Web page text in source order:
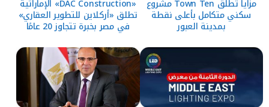
مزايا تطلق Town Ten مشروع
سكني متكامل بأعلى نقطة
بمدينة العبور
«DAC Construction» الإماراتية
تطلق «أركلاين للتطوير العقاري»
في مصر بخبرة تتجاوز 20 عامًا